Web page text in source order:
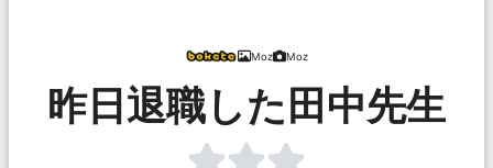
Moz Moz
昨日退職した田中先生